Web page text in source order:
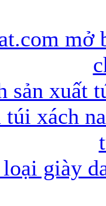
sản xuất
xách
giày